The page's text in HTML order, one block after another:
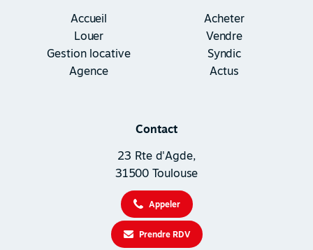
Accueil
Acheter
Louer
Vendre
Gestion locative
Syndic
Agence
Actus
Contact
23 Rte d'Agde,
31500 Toulouse
Appeler
Prendre RDV